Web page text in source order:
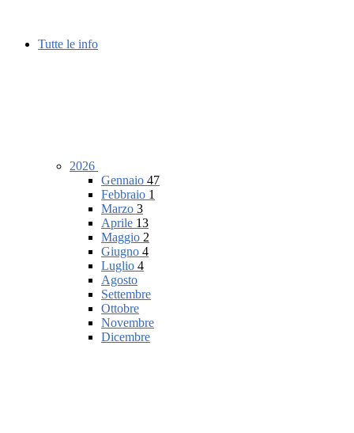
Tutte le info
2026
Gennaio 47
Febbraio 1
Marzo 3
Aprile 13
Maggio 2
Giugno 4
Luglio 4
Agosto
Settembre
Ottobre
Novembre
Dicembre